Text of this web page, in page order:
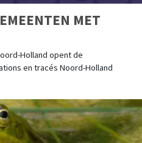
MET
Holland opent de
en tracés Noord-Holland